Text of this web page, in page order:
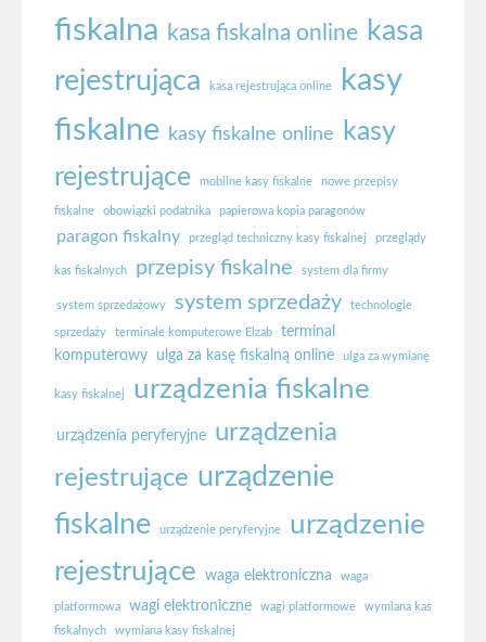
fiskalna kasa fiskalna online kasa
rejestrująca
kasa rejestrująca online
kasy
fiskalne kasy fiskalne online
kasy
rejestrujące
mobilne kasy fiskalne nowe przepisy
fiskalne obowiązki podatnika papierowa kopia paragonów
paragon fiskalny przegląd techniczny kasy fiskalnej przeglądy
kas fiskalnych przepisy fiskalne system dla firmy
system sprzedażowy system sprzedaży technologie
sprzedaży terminale komputerowe Elzab
terminal
komputerowy
ulga za kasę fiskalną online ulga za wymianę
kasy fiskalnej urządzenia fiskalne
urządzenia peryferyjne
urządzenia
rejestrujące urządzenie
fiskalne
urządzenie peryferyjne
urządzenie
rejestrujące
waga elektroniczna waga
platformowa wagi elektroniczne wagi platformowe
wymiana kas
fiskalnych
wymiana kasy fiskalnej